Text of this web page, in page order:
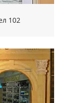
102